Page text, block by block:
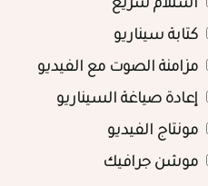
استلام سريع
كتابة سيناريو
مزامنة الصوت مع الفيديو
إعادة صياغة السيناريو
مونتاج الفيديو
موشن جرافيك